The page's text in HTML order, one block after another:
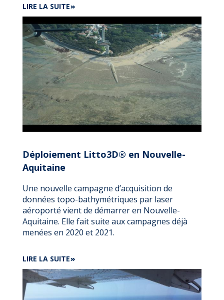
LIRE LA SUITEDE
DÉCOUVREZ
LES
RELIEFS
SOUS-
MARINS
DU
BASSIN
D'ARCACHON
EN
3D
GRÂCE
À
AQUITAINE
Déploiement Litto3D® en Nouvelle-
Aquitaine
Une nouvelle campagne d’acquisition de
données topo-bathymétriques par laser
aéroporté vient de démarrer en Nouvelle-
Aquitaine. Elle fait suite aux campagnes déjà
menées en 2020 et 2021.
LIRE LA SUITEDE
DÉPLOIEMENT
LITTO3D®
EN
NOUVELLE-